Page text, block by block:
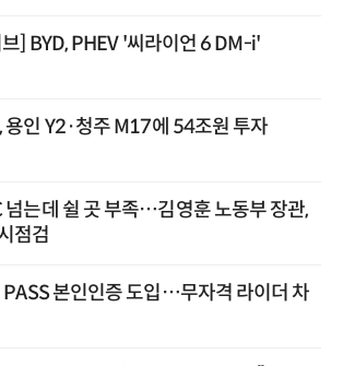
브] BYD, PHEV '씨라이언 6 DM-i'
용인 Y2·청주 M17에 54조원 투자
는데 쉴 곳 부족…김영훈 노동부 장관,
점검
PASS 본인인증 도입…무자격 라이더 차